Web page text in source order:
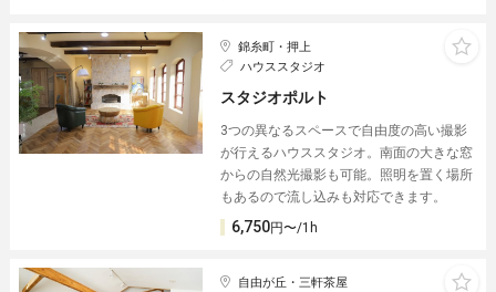
錦糸町・押上
ハウススタジオ
スタジオポルト
3つの異なるスペースで自由度の高い撮影
が行えるハウススタジオ。南面の大きな窓
からの自然光撮影も可能。照明を置く場所
もあるので流し込みも対応できます。
6,750円〜/1h
自由が丘・三軒茶屋